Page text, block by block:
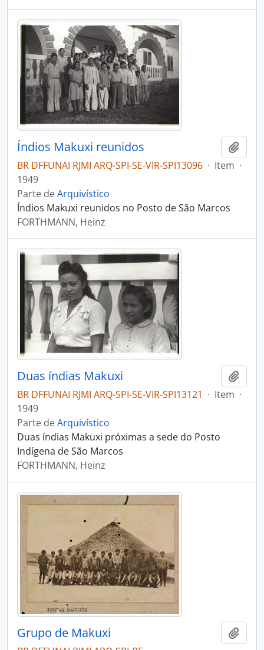
Índios Makuxi reunidos
BR DFFUNAI RJMI ARQ-SPI-SE-VIR-SPI13096 · Item ·
1949
Parte deArquivístico
Índios Makuxi reunidos no Posto de São Marcos
FORTHMANN, Heinz
Duas índias Makuxi
BR DFFUNAI RJMI ARQ-SPI-SE-VIR-SPI13121 · Item ·
1949
Parte deArquivístico
Duas índias Makuxi próximas a sede do Posto
Indígena de São Marcos
FORTHMANN, Heinz
Grupo de Makuxi